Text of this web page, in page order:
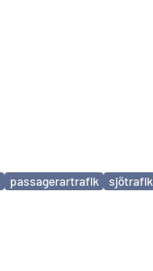
passagerartrafik
sjötrafik